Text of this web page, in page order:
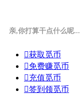
亲,你打算干点什么呢...
获取觅币
免费赚觅币
充值觅币
签到领觅币